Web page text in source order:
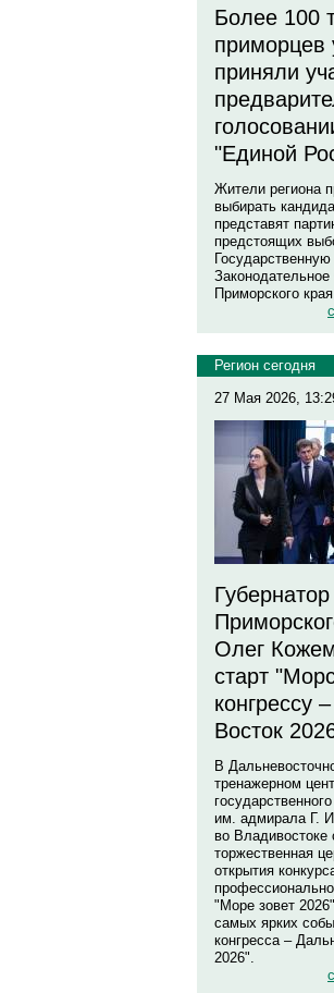
Более 100
приморцев
приняли
"Единой
Жители региона
выбирать
представят
предстоящих
Приморского
Регион сегодня
27 Мая 2026,
Губернатор
Олег
старт
конгрессу
Восток
В
тренажерном
им. адмирала Г.
во Владивостоке
торжественная
открытия
"Море зовет
самых ярких
конгресса –
2026".